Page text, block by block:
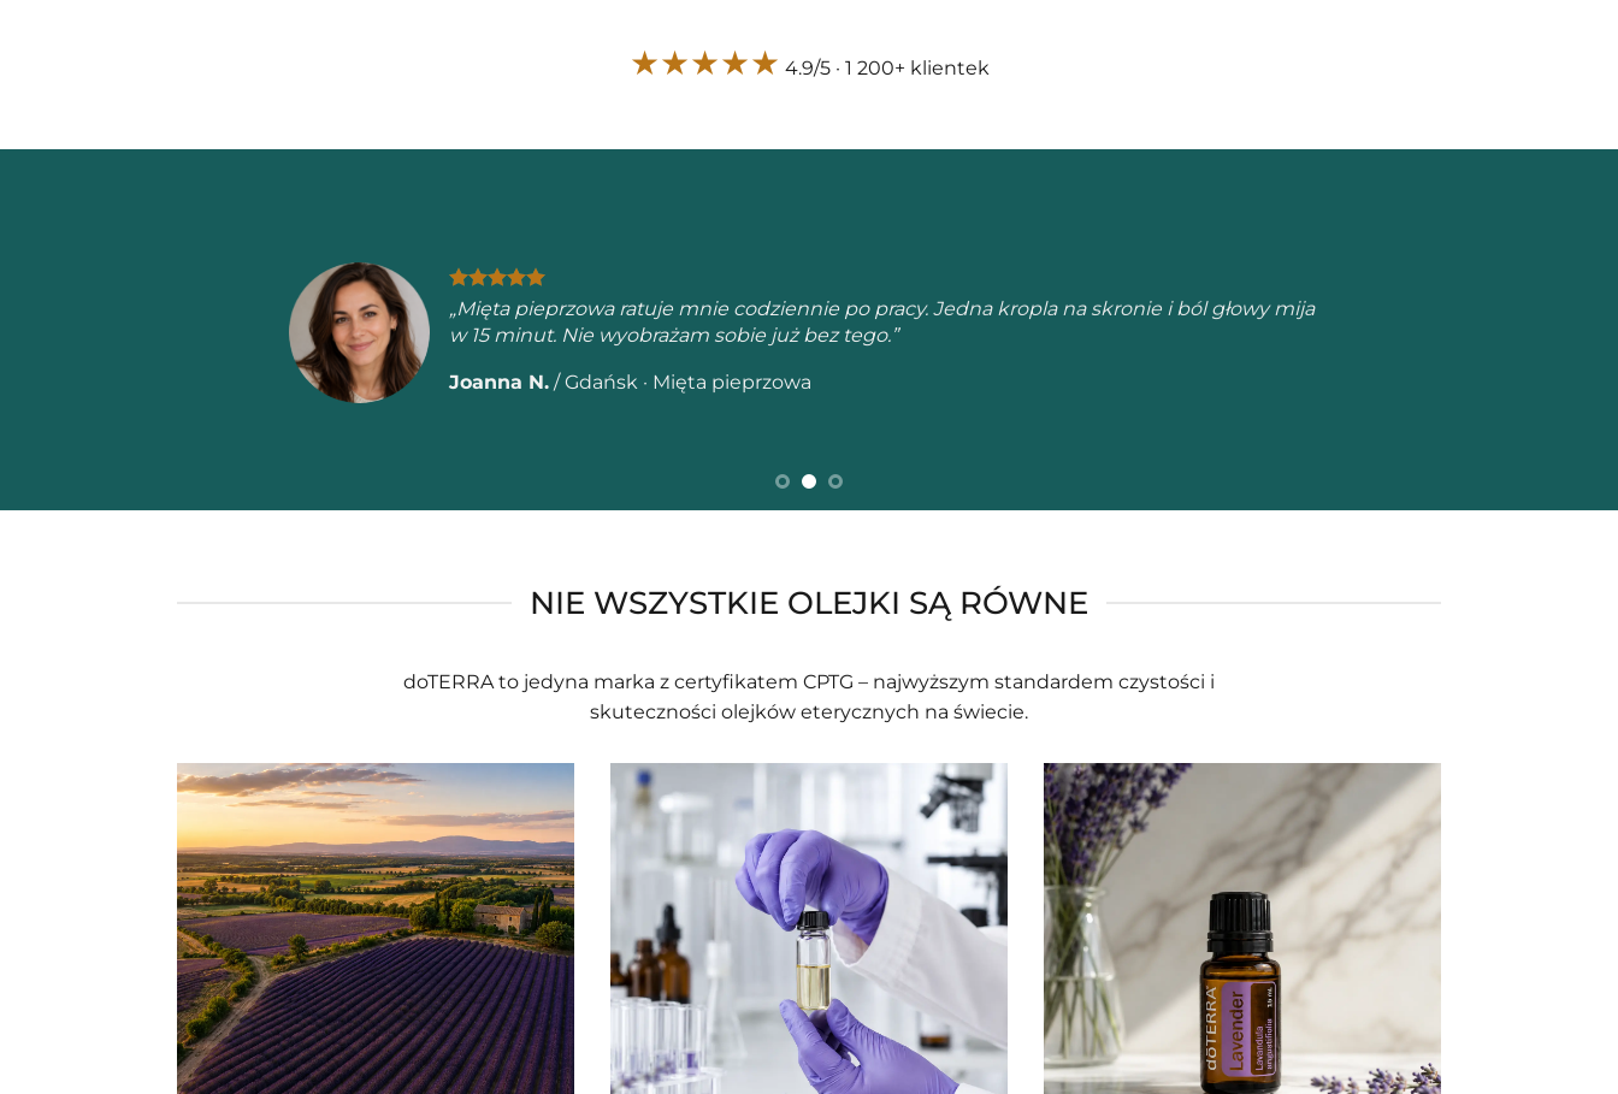
★★★★★ 4.9/5 · 1 200+ klientek
„Po 2 tygodniach stosowania Balance przed snem zauważyłam ogromną różnicę.
Przestałam się budzić w nocy z myślami kręcącymi się w kółko.”
Marta K. /Kraków · Balance
NIE WSZYSTKIE OLEJKI SĄ RÓWNE
doTERRA to jedyna marka z certyfikatem CPTG – najwyższym standardem czystości i
skuteczności olejków eterycznych na świecie.